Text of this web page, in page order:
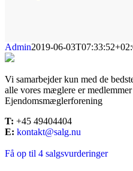
Admin2019-06-
Vi samarbejder kun med de
alle vores mæglere er
Ejendomsmæglerforening
T: +45 49404404
E: kontakt@salg.nu
Få op til 4 salgsvurderinger